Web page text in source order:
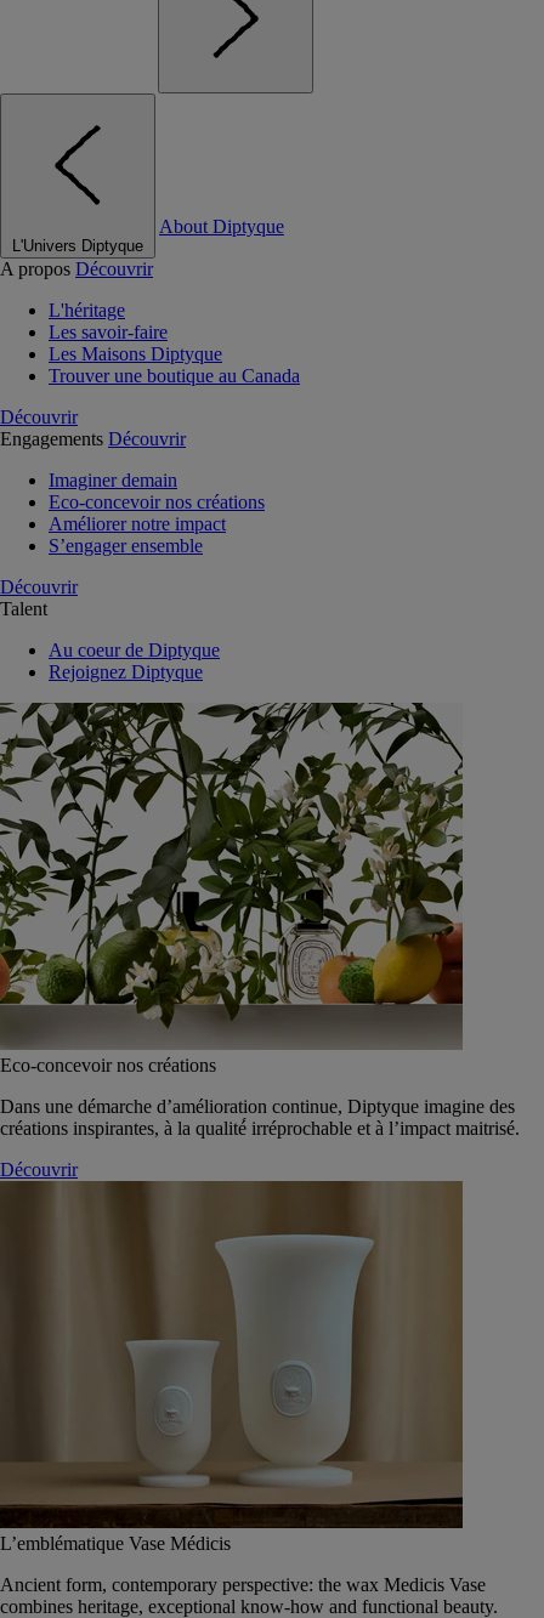
L'Univers Diptyque
About Diptyque
A propos Découvrir
L'héritage
Les savoir-faire
Les Maisons Diptyque
Trouver une boutique au Canada
Découvrir
Engagements Découvrir
Imaginer demain
Eco-concevoir nos créations
Améliorer notre impact
S’engager ensemble
Découvrir
Talent
Au coeur de Diptyque
Rejoignez Diptyque
Eco-concevoir nos créations
Dans une démarche d’amélioration continue, Diptyque imagine des
créations inspirantes, à la qualité́ irréprochable et à l’impact maitrisé.
Découvrir
L’emblématique Vase Médicis
Ancient form, contemporary perspective: the wax Medicis Vase
combines heritage, exceptional know-how and functional beauty.